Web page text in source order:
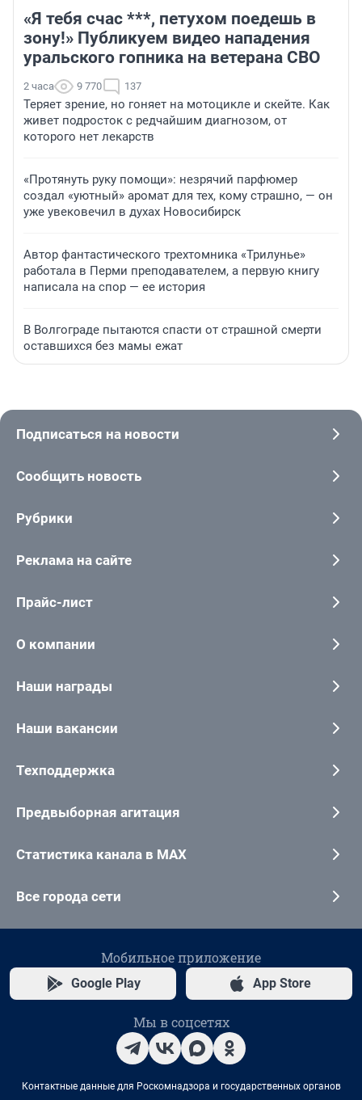
«Я тебя счас ***, петухом поедешь в
зону!» Публикуем видео нападения
уральского гопника на ветерана СВО
2 часа 9 770 137
Теряет зрение, но гоняет на мотоцикле и скейте. Как
живет подросток с редчайшим диагнозом, от
которого нет лекарств
«Протянуть руку помощи»: незрячий парфюмер
создал «уютный» аромат для тех, кому страшно, — он
уже увековечил в духах Новосибирск
Автор фантастического трехтомника «Трилунье»
работала в Перми преподавателем, а первую книгу
написала на спор — ее история
В Волгограде пытаются спасти от страшной смерти
оставшихся без мамы ежат
Подписаться на новости
Сообщить новость
Рубрики
Реклама на сайте
Прайс-лист
О компании
Наши награды
Наши вакансии
Техподдержка
Предвыборная агитация
Статистика канала в MAX
Все города сети
Мобильное приложение
Google Play App Store
Мы в соцсетях
Контактные данные для Роскомнадзора и государственных органов